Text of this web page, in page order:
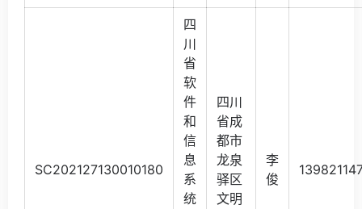
SC202127130010180
四
川
省
软
件
和
信
息
系
统
四川
省成
都市
龙泉
驿区
文明
李
俊